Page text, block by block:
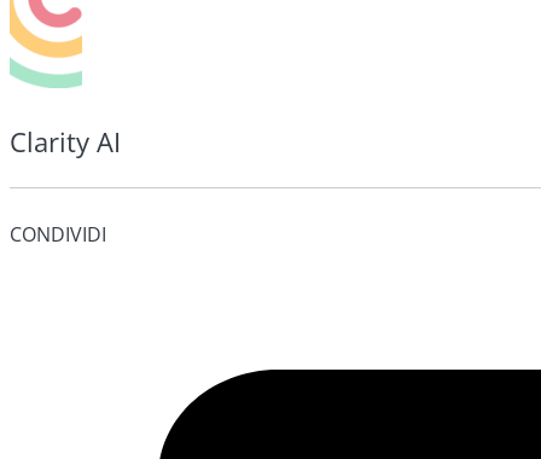
Clarity AI
CONDIVIDI